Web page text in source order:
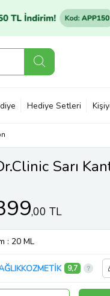
Hediye Setleri
Sarı
,00 TL
: 20 ML
9,7